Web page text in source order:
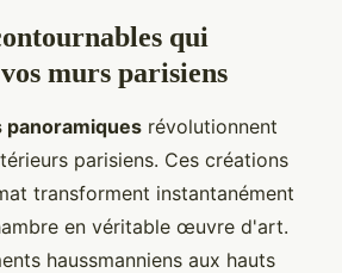
qui
murs parisiens
panoramiques révolutionnent
parisiens. Ces créations
transforment instantanément
en véritable œuvre d'art.
haussmanniens aux hauts